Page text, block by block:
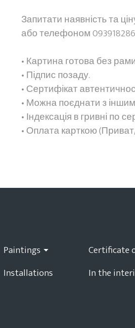
Запитати наявність та
або телефоном
• Картина готова без
• Підпис позаду.
• Сертифікат
• Можна поєднати з
• Індексація в гривні по
• Оплата карткою
Paintings
Installations
In the